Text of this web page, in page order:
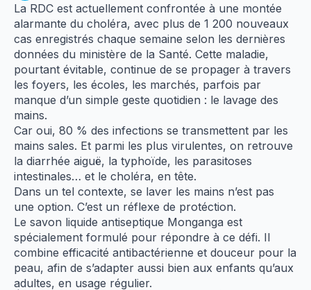
La RDC est actuellement confrontée à une montée
alarmante du choléra, avec plus de 1 200 nouveaux
cas enregistrés chaque semaine selon les dernières
données du ministère de la Santé. Cette maladie,
pourtant évitable, continue de se propager à travers
les foyers, les écoles, les marchés, parfois par
manque d’un simple geste quotidien : le lavage des
mains.
Car oui, 80 % des infections se transmettent par les
mains sales. Et parmi les plus virulentes, on retrouve
la diarrhée aiguë, la typhoïde, les parasitoses
intestinales… et le choléra, en tête.
Dans un tel contexte, se laver les mains n’est pas
une option. C’est un réflexe de protéction.
Le savon liquide antiseptique Monganga est
spécialement formulé pour répondre à ce défi. Il
combine efficacité antibactérienne et douceur pour la
peau, afin de s’adapter aussi bien aux enfants qu’aux
adultes, en usage régulier.